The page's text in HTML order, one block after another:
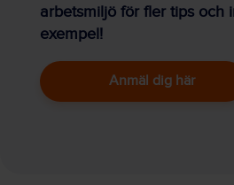
arbetsmiljö för fler tips och
exempel!
Anmäl dig här